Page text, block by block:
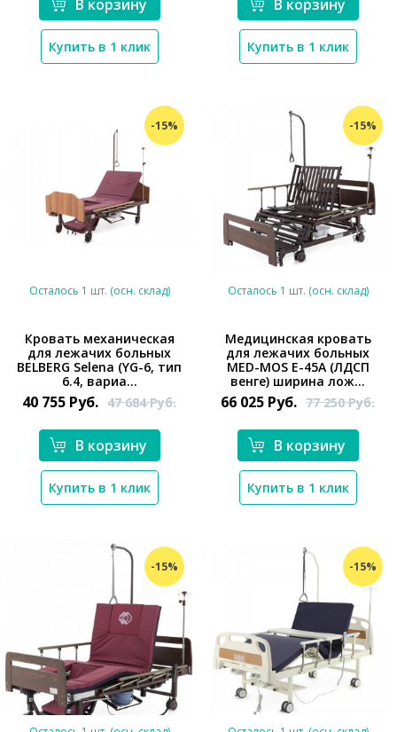
В корзину
Купить в 1 клик
В корзину
Купить в 1 клик
-15%
*}
Осталось 1 шт. (осн. склад)
Кровать механическая
для лежачих больных
BELBERG Selena (YG-6, тип
6.4, вариа...
40 755 Руб. 47 684Руб.
В корзину
Купить в 1 клик
-15%
*}
Осталось 1 шт. (осн. склад)
Медицинская кровать
для лежачих больных
MED-MOS E-45A (ЛДСП
венге) ширина лож...
66 025 Руб. 77 250Руб.
В корзину
Купить в 1 клик
-15% -15%